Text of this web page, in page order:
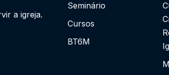
a igreja.
Seminário
Cursos
BT6M